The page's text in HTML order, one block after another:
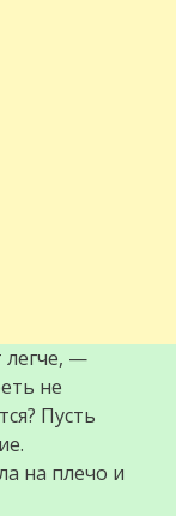
легче, —
не
Пусть
на плечо и